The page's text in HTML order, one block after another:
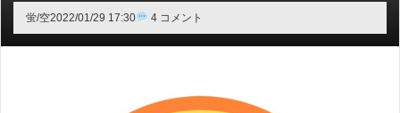
蛍/空2022/01/29 17:30 4 コメント